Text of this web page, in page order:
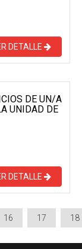
DETALLE
DE UN/A
UNIDAD DE
DETALLE
16 17 18